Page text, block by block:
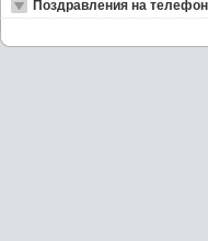
Поздравления на телефон